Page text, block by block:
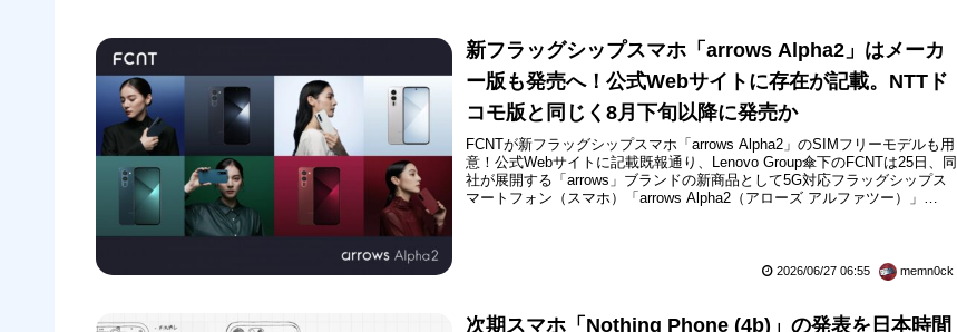
新フラッグシップスマホ「arrows Alpha2」はメーカ
ー版も発売へ！公式Webサイトに存在が記載。NTTド
コモ版と同じく8月下旬以降に発売か
FCNTが新フラッグシップスマホ「arrows Alpha2」のSIMフリーモデルも用
意！公式Webサイトに記載既報通り、Lenovo Group傘下のFCNTは25日、同
社が展開する「arrows」ブランドの新商品として5G対応フラッグシップス
マートフォン（スマホ）「arrows Alpha2（アローズ アルファツー）」
2026/06/27 06:55 memn0ck
次期スマホ「Nothing Phone (4b)」の発表を日本時間